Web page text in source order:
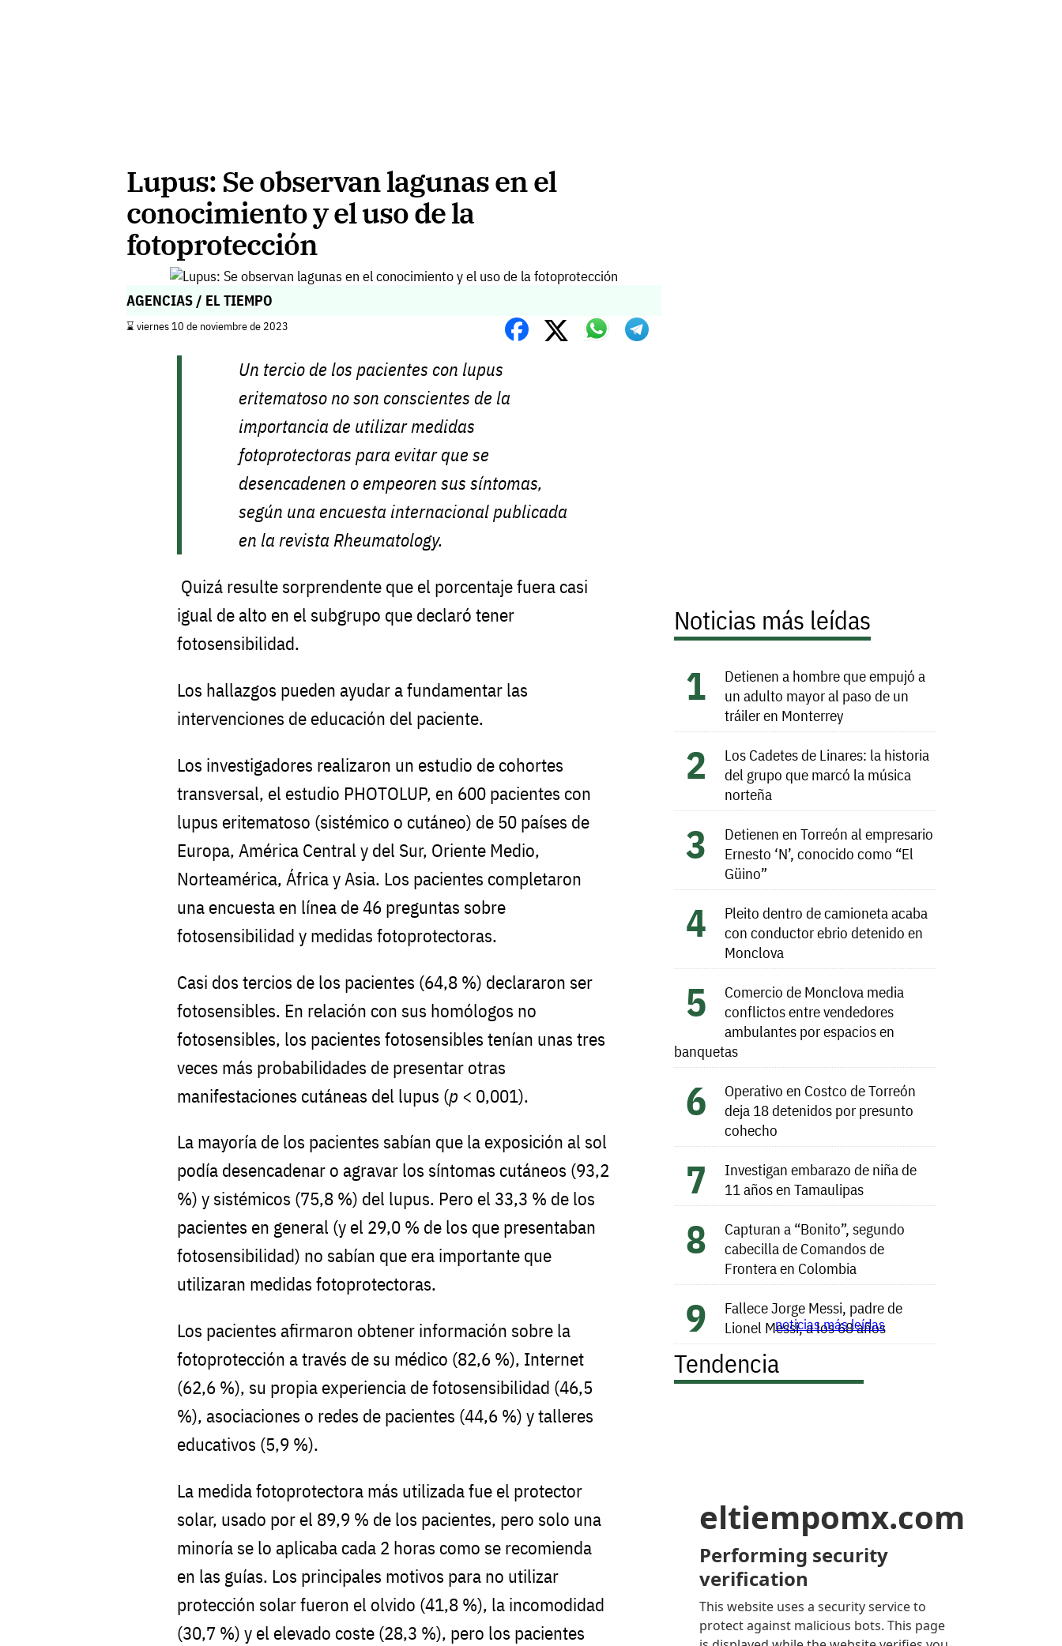
Lupus: Se observan lagunas en el
conocimiento y el uso de la
fotoprotección
AGENCIAS / EL TIEMPO
⌛️ viernes 10 de noviembre de 2023
Un tercio de los pacientes con lupus
eritematoso no son conscientes de la
importancia de utilizar medidas
fotoprotectoras para evitar que se
desencadenen o empeoren sus síntomas,
según una encuesta internacional publicada
en la revistaRheumatology.
Quizá resulte sorprendente que el porcentaje fuera casi
igual de alto en el subgrupo que declaró tener
fotosensibilidad.
Los hallazgos pueden ayudar a fundamentar las
intervenciones de educación del paciente.
Los investigadores realizaron un estudio de cohortes
transversal, el estudio PHOTOLUP, en 600 pacientes con
lupus eritematoso (sistémico o cutáneo) de 50 países de
Europa, América Central y del Sur, Oriente Medio,
Norteamérica, África y Asia. Los pacientes completaron
una encuesta en línea de 46 preguntas sobre
fotosensibilidad y medidas fotoprotectoras.
Casi dos tercios de los pacientes (64,8 %) declararon ser
fotosensibles. En relación con sus homólogos no
fotosensibles, los pacientes fotosensibles tenían unas tres
veces más probabilidades de presentar otras
manifestaciones cutáneas del lupus (p < 0,001).
La mayoría de los pacientes sabían que la exposición al sol
podía desencadenar o agravar los síntomas cutáneos (93,2
%) y sistémicos (75,8 %) del lupus. Pero el 33,3 % de los
pacientes en general (y el 29,0 % de los que presentaban
fotosensibilidad) no sabían que era importante que
utilizaran medidas fotoprotectoras.
Los pacientes afirmaron obtener información sobre la
fotoprotección a través de su médico (82,6 %), Internet
(62,6 %), su propia experiencia de fotosensibilidad (46,5
%), asociaciones o redes de pacientes (44,6 %) y talleres
educativos (5,9 %).
La medida fotoprotectora más utilizada fue el protector
solar, usado por el 89,9 % de los pacientes, pero solo una
minoría se lo aplicaba cada 2 horas como se recomienda
en las guías. Los principales motivos para no utilizar
protección solar fueron el olvido (41,8 %), la incomodidad
(30,7 %) y el elevado coste (28,3 %), pero los pacientes
Noticias más leídas
Detienen a hombre que empujó a
un adulto mayor al paso de un
tráiler en Monterrey
Los Cadetes de Linares: la historia
del grupo que marcó la música
norteña
Detienen en Torreón al empresario
Ernesto ‘N’, conocido como “El
Güino”
Pleito dentro de camioneta acaba
con conductor ebrio detenido en
Monclova
Comercio de Monclova media
conflictos entre vendedores
ambulantes por espacios en
banquetas
Operativo en Costco de Torreón
deja 18 detenidos por presunto
cohecho
Investigan embarazo de niña de
11 años en Tamaulipas
Capturan a “Bonito”, segundo
cabecilla de Comandos de
Frontera en Colombia
Fallece Jorge Messi, padre de
Lionel Messi, a los 68 años
noticias más leídas
Tendencia